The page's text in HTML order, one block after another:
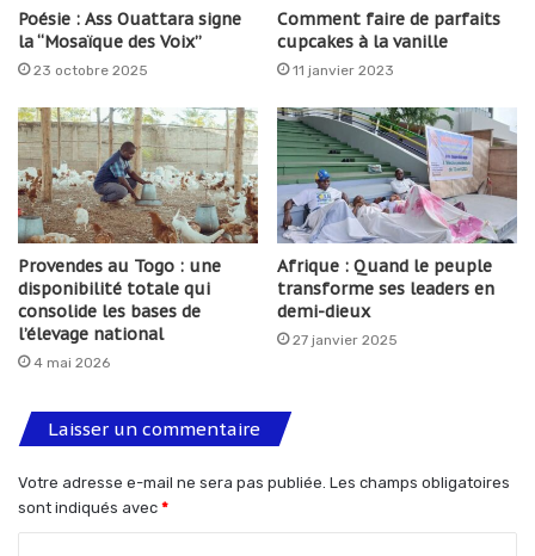
Poésie : Ass Ouattara signe
la “Mosaïque des Voix”
23 octobre 2025
Comment faire de parfaits
cupcakes à la vanille
11 janvier 2023
Provendes au Togo : une
disponibilité totale qui
consolide les bases de
l’élevage national
4 mai 2026
Afrique : Quand le peuple
transforme ses leaders en
demi-dieux
27 janvier 2025
Laisser un commentaire
Votre adresse e-mail ne sera pas publiée. Les champs obligatoires
sont indiqués avec *